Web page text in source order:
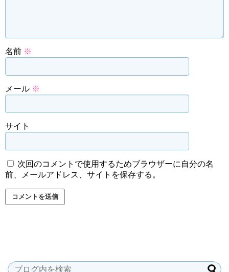
名前 ※
メール ※
サイト
次回のコメントで使用するためブラウザーに自分の名
前、メールアドレス、サイトを保存する。